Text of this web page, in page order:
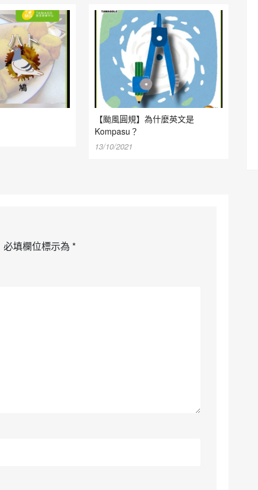
【颱風圓規】為什麼英文是
Kompasu？
13/10/2021
必填欄位標示為 *